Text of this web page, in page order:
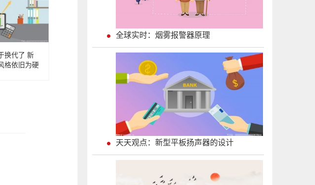
换代了 新
格依旧为硬
全球实时：烟雾报警器原理
天天观点：新型平板扬声器的设计